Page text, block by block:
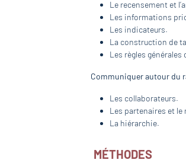
Le recensement et
Les informations
Les indicateurs.
La construction de
Les règles
Communiquer autour du
Les collaborateurs.
Les partenaires et le
La hiérarchie.
MÉTHODES